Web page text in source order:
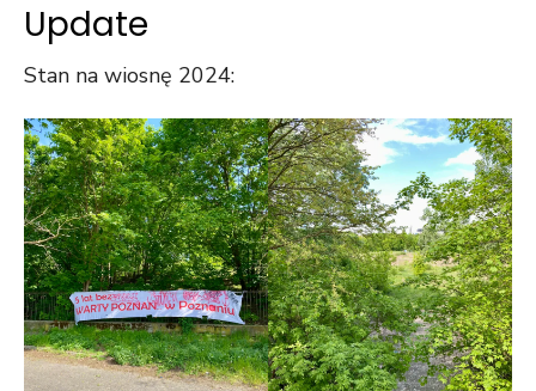
Update
Stan na wiosnę 2024: